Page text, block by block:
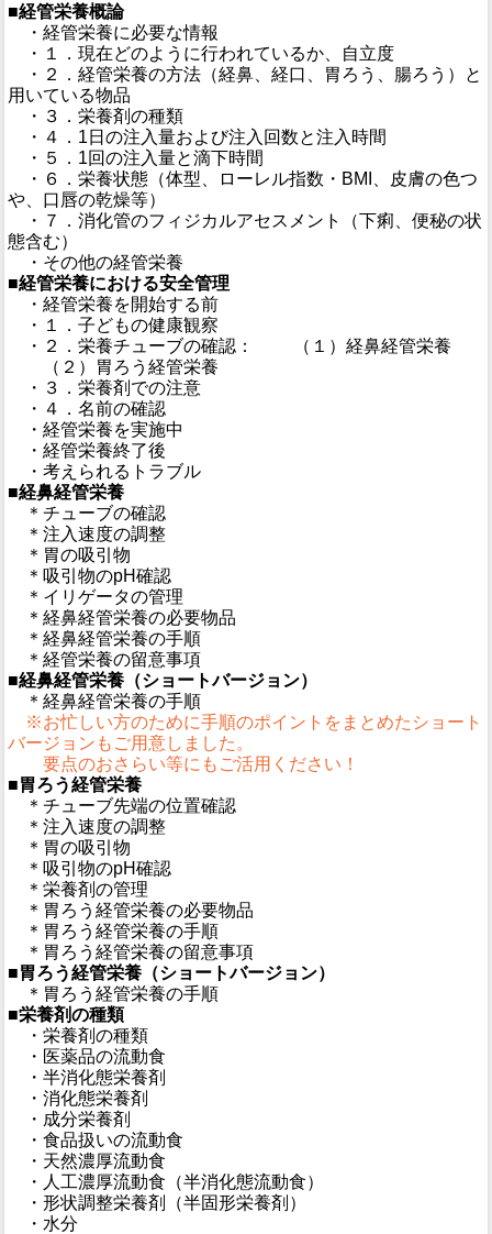
■経管栄養概論
・経管栄養に必要な情報
・１．現在どのように行われているか、自立度
・２．経管栄養の方法（経鼻、経口、胃ろう、腸ろう）と
用いている物品
・３．栄養剤の種類
・４．1日の注入量および注入回数と注入時間
・５．1回の注入量と滴下時間
・６．栄養状態（体型、ローレル指数・BMI、皮膚の色つ
や、口唇の乾燥等）
・７．消化管のフィジカルアセスメント（下痢、便秘の状
態含む）
・その他の経管栄養
■経管栄養における安全管理
・経管栄養を開始する前
・１．子どもの健康観察
・２．栄養チューブの確認： （１）経鼻経管栄養
（２）胃ろう経管栄養
・３．栄養剤での注意
・４．名前の確認
・経管栄養を実施中
・経管栄養終了後
・考えられるトラブル
■経鼻経管栄養
＊チューブの確認
＊注入速度の調整
＊胃の吸引物
＊吸引物のpH確認
＊イリゲータの管理
＊経鼻経管栄養の必要物品
＊経鼻経管栄養の手順
＊経管栄養の留意事項
■経鼻経管栄養（ショートバージョン）
＊経鼻経管栄養の手順
※お忙しい方のために手順のポイントをまとめたショート
バージョンもご用意しました。
要点のおさらい等にもご活用ください！
■胃ろう経管栄養
＊チューブ先端の位置確認
＊注入速度の調整
＊胃の吸引物
＊吸引物のpH確認
＊栄養剤の管理
＊胃ろう経管栄養の必要物品
＊胃ろう経管栄養の手順
＊胃ろう経管栄養の留意事項
■胃ろう経管栄養（ショートバージョン）
＊胃ろう経管栄養の手順
■栄養剤の種類
・栄養剤の種類
・医薬品の流動食
・半消化態栄養剤
・消化態栄養剤
・成分栄養剤
・食品扱いの流動食
・天然濃厚流動食
・人工濃厚流動食（半消化態流動食）
・形状調整栄養剤（半固形栄養剤）
・水分